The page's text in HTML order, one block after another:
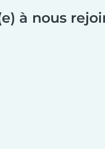
à nous